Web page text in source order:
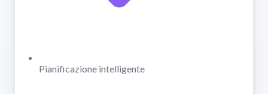
Pianificazione intelligente